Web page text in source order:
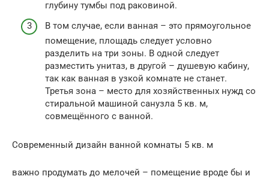
глубину тумбы под раковиной.
В том случае, если ванная – это прямоугольное
помещение, площадь следует условно
разделить на три зоны. В одной следует
разместить унитаз, в другой – душевую кабину,
так как ванная в узкой комнате не станет.
Третья зона – место для хозяйственных нужд со
стиральной машиной санузла 5 кв. м,
совмещённого с ванной.
Современный дизайн ванной комнаты 5 кв. м
важно продумать до мелочей – помещение вроде бы и